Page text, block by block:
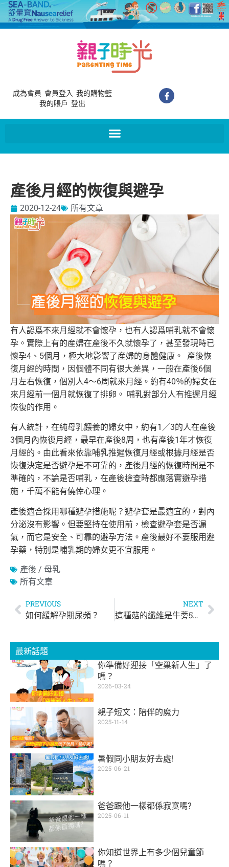
成為會員 會員登入 我的購物籃
我的賬戶 登出
產後月經的恢復與避孕
2020-12-24 所有文章
有人認爲不來月經就不會懷孕，也有人認爲哺乳就不會懷
孕。實際上有的産婦在產後不久就懷孕了，甚至發現時已
懷孕4、5個月，極大地影響了産婦的身體健康。 產後恢
復月經的時間，因個體不同有很大差異，一般在產後6個
月左右恢復，個別人4～6周就來月經。約有40％的婦女在
來月經前一個月就恢復了排卵。 哺乳對部分人有推遲月經
恢復的作用。
有人統計，在純母乳餵養的婦女中，約有1／3的人在產後
3個月內恢復月經，最早在產後8周，也有產後1年才恢復
月經的。由此看來依靠哺乳推遲恢復月經或根據月經是否
恢復決定是否避孕是不可靠的，產後月經的恢復時間是不
準確的，不論是否哺乳，在產後檢查時都應落實避孕措
施，千萬不能有僥倖心理。
產後適合採用哪種避孕措施呢？避孕套是最適宜的，對內
分泌沒有影響。但要堅持在使用前，檢查避孕套是否漏
氣，而它是安全、可靠的避孕方法。產後最好不要服用避
孕藥，特別是哺乳期的婦女更不宜服用。
產後 / 母乳
所有文章
PREVIOUS
如何緩解孕期尿頻？
NEXT
這種菇的纖維是牛蒡5倍！
最新話題
你準備好迎接「空巢新人生」了
嗎？
2026-03-24
親子短文：陪伴的魔力
2025-11-14
暑假同小朋友好去處!
2025-06-21
爸爸跟他一樣都係寂寞嗎?
2025-06-11
你知道世界上有多少個兒童節
嗎？